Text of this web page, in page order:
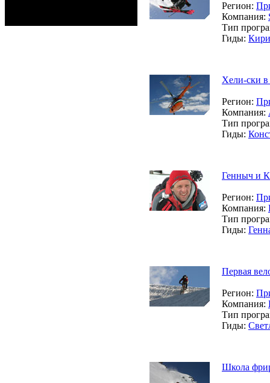
Регион:
Компания:
Тип
Гиды:
Хели-ски в
Регион:
Компания:
Тип
Гиды:
Генныч и К
Регион:
Компания:
Тип
Гиды:
Первая
Регион:
Компания:
Тип
Гиды:
Школа